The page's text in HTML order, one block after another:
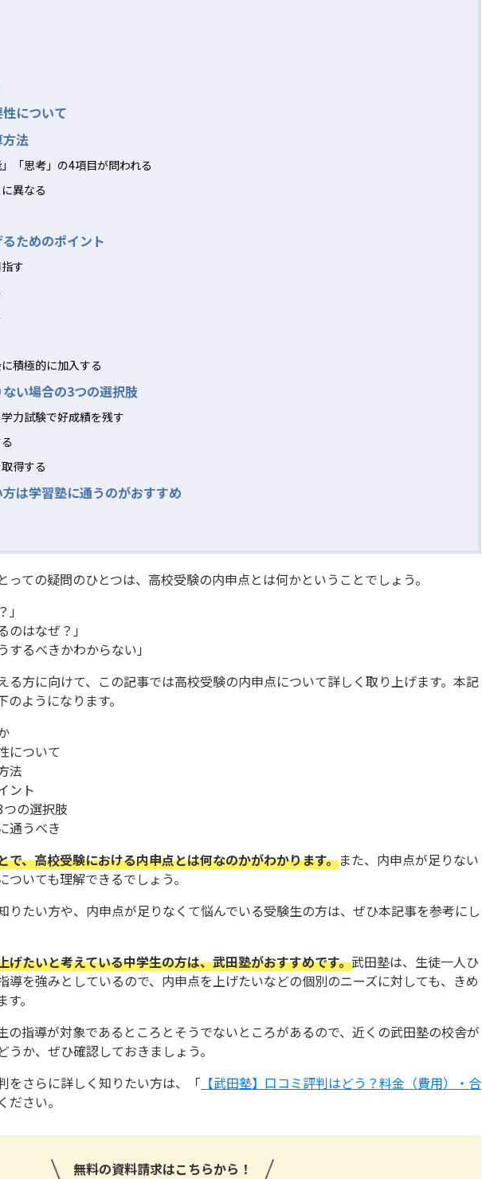
について
法
「思考」の4項目が問われる
異なる
ためのポイント
す
積極的に加入する
い場合の3つの選択肢
力試験で好成績を残す
得する
は学習塾に通うのがおすすめ
ての疑問のひとつは、高校受験の内申点とは何かということでしょう。
のはなぜ？」
するべきかわからない」
る方に向けて、この記事では高校受験の内申点について詳しく取り上げます。本記
ようになります。
について
法
ント
つの選択肢
通うべき
で、高校受験における内申点とは何なのかがわかります。また、内申点が足りない
いても理解できるでしょう。
りたい方や、内申点が足りなくて悩んでいる受験生の方は、ぜひ本記事を参考にし
げたいと考えている中学生の方は、武田塾がおすすめです。武田塾は、生徒一人ひ
導を強みとしているので、内申点を上げたいなどの個別のニーズに対しても、きめ
。
の指導が対象であるところとそうでないところがあるので、近くの武田塾の校舎が
か、ぜひ確認しておきましょう。
をさらに詳しく知りたい方は、「 【武田塾】口コミ評判はどう？料金（費用）・合
ださい。
無料の資料請求はこちらから！